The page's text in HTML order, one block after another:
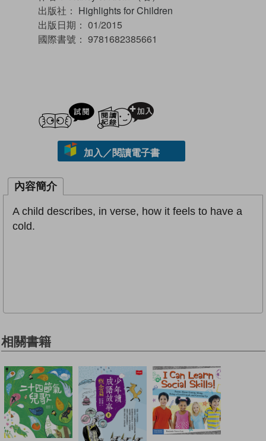
出版社： Highlights for Children
出版日期： 01/2015
國際書號： 9781682385661
試閲
加入／閱讀電子書
內容簡介
A child describes, in verse, how it feels to have a
cold.
相關書籍